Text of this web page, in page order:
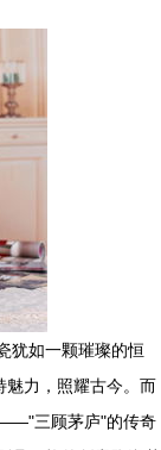
犹如一颗璀璨的恒
魅力，照耀古今。而
三顾茅庐"的传奇